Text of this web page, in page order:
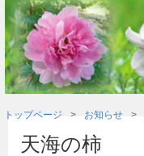
トップページ お知らせ
天海の柿